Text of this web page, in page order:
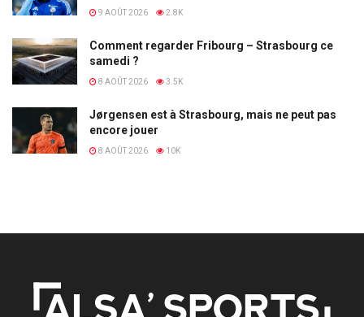
9 AOÛT 2026 2.8K
Comment regarder Fribourg – Strasbourg ce
samedi ?
8 AOÛT 2026 3.5K
Jørgensen est à Strasbourg, mais ne peut pas
encore jouer
8 AOÛT 2026 10K